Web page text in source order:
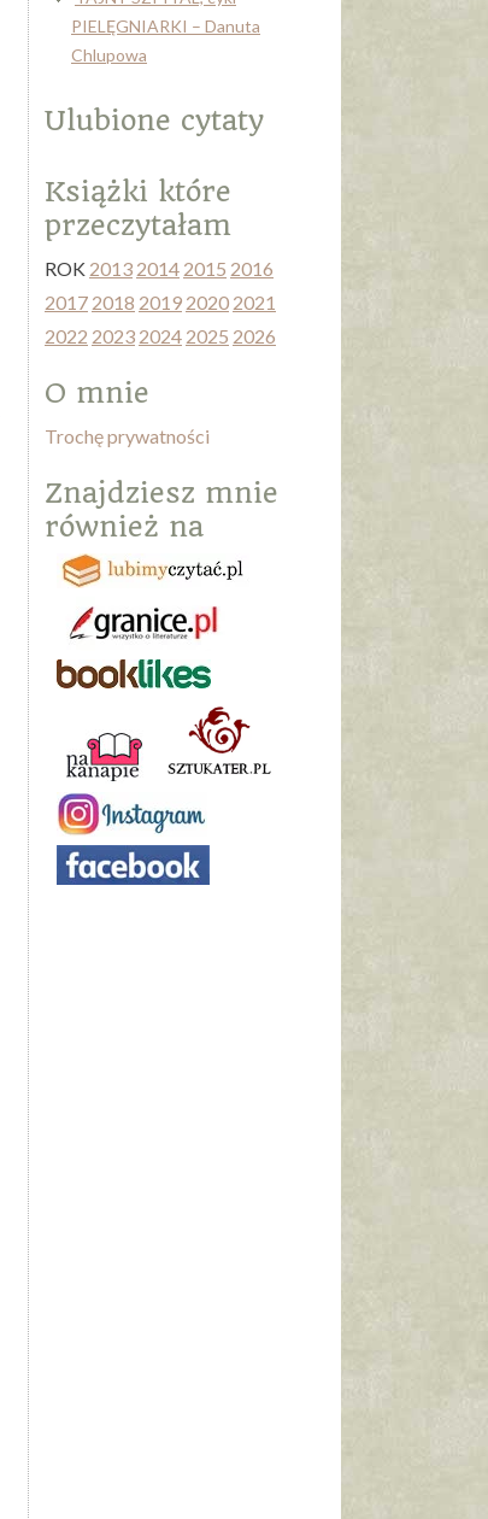
PIELĘGNIARKI – Danuta
Chlupowa
Ulubione cytaty
Książki które
przeczytałam
ROK 2013 2014 2015 2016
2017 2018 2019 2020 2021
2022 2023 2024 2025 2026
O mnie
Trochę prywatności
Znajdziesz mnie
również na